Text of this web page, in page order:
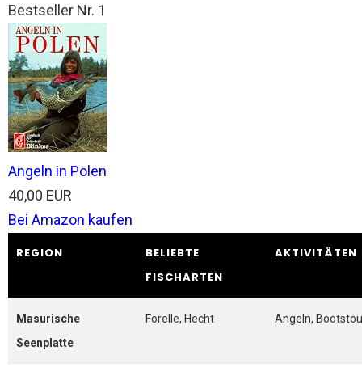
Bestseller Nr. 1
Angeln in Polen
40,00 EUR
Bei Amazon kaufen
REGION
BELIEBTE
FISCHARTEN
AKTIVITÄTEN
Masurische
Seenplatte
Forelle, Hecht Angeln,